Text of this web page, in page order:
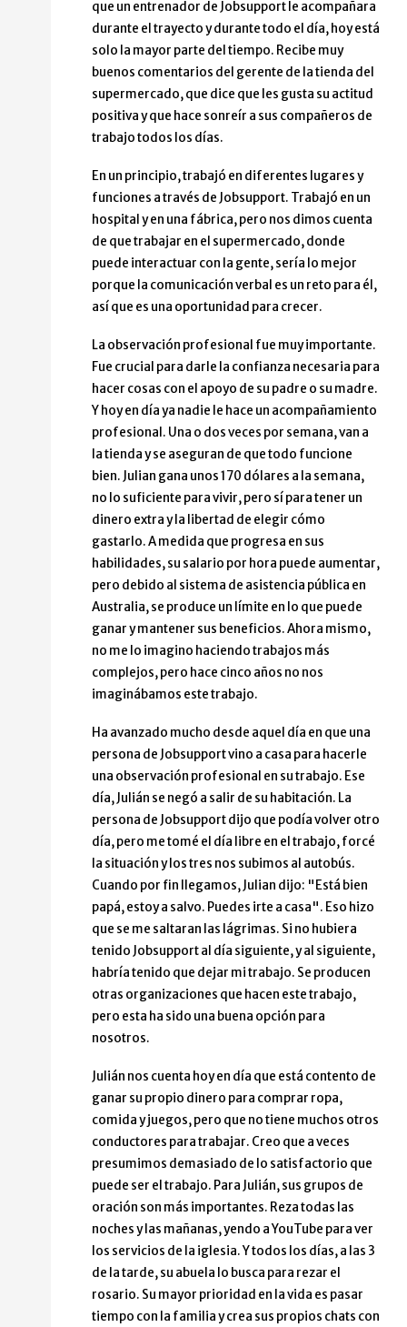
que un entrenador de Jobsupport le acompañara
durante el trayecto y durante todo el día, hoy está
solo la mayor parte del tiempo. Recibe muy
buenos comentarios del gerente de la tienda del
supermercado, que dice que les gusta su actitud
positiva y que hace sonreír a sus compañeros de
trabajo todos los días.
En un principio, trabajó en diferentes lugares y
funciones a través de Jobsupport. Trabajó en un
hospital y en una fábrica, pero nos dimos cuenta
de que trabajar en el supermercado, donde
puede interactuar con la gente, sería lo mejor
porque la comunicación verbal es un reto para él,
así que es una oportunidad para crecer.
La observación profesional fue muy importante.
Fue crucial para darle la confianza necesaria para
hacer cosas con el apoyo de su padre o su madre.
Y hoy en día ya nadie le hace un acompañamiento
profesional. Una o dos veces por semana, van a
la tienda y se aseguran de que todo funcione
bien. Julian gana unos 170 dólares a la semana,
no lo suficiente para vivir, pero sí para tener un
dinero extra y la libertad de elegir cómo
gastarlo. A medida que progresa en sus
habilidades, su salario por hora puede aumentar,
pero debido al sistema de asistencia pública en
Australia, se produce un límite en lo que puede
ganar y mantener sus beneficios. Ahora mismo,
no me lo imagino haciendo trabajos más
complejos, pero hace cinco años no nos
imaginábamos este trabajo.
Ha avanzado mucho desde aquel día en que una
persona de Jobsupport vino a casa para hacerle
una observación profesional en su trabajo. Ese
día, Julián se negó a salir de su habitación. La
persona de Jobsupport dijo que podía volver otro
día, pero me tomé el día libre en el trabajo, forcé
la situación y los tres nos subimos al autobús.
Cuando por fin llegamos, Julian dijo: "Está bien
papá, estoy a salvo. Puedes irte a casa". Eso hizo
que se me saltaran las lágrimas. Si no hubiera
tenido Jobsupport al día siguiente, y al siguiente,
habría tenido que dejar mi trabajo. Se producen
otras organizaciones que hacen este trabajo,
pero esta ha sido una buena opción para
nosotros.
Julián nos cuenta hoy en día que está contento de
ganar su propio dinero para comprar ropa,
comida y juegos, pero que no tiene muchos otros
conductores para trabajar. Creo que a veces
presumimos demasiado de lo satisfactorio que
puede ser el trabajo. Para Julián, sus grupos de
oración son más importantes. Reza todas las
noches y las mañanas, yendo a YouTube para ver
los servicios de la iglesia. Y todos los días, a las 3
de la tarde, su abuela lo busca para rezar el
rosario. Su mayor prioridad en la vida es pasar
tiempo con la familia y crea sus propios chats con